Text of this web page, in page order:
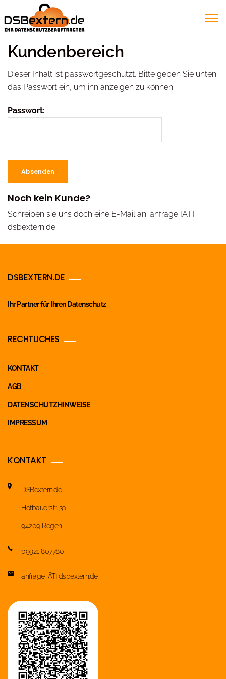
Kundenbereich
Dieser Inhalt ist passwortgeschützt. Bitte geben Sie unten
das Passwort ein, um ihn anzeigen zu können.
Passwort:
Noch kein Kunde?
Schreiben sie uns doch eine E-Mail an: anfrage [ÄT]
dsbextern.de
DSBEXTERN.DE
Ihr Partner für Ihren Datenschutz
RECHTLICHES
KONTAKT
AGB
DATENSCHUTZHINWEISE
IMPRESSUM
KONTAKT
DSBextern.de
Hofbauerstr. 3a
94209 Regen
09921 807780
anfrage [ÄT] dsbextern.de